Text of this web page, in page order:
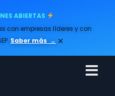
ABIERTAS
con empresas líderes y con
Saber más → ×